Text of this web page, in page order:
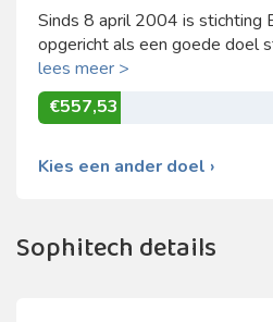
Sinds 8 april 2004 is stichting
opgericht als een goede doel
lees meer >
€557,53
Kies een ander doel ›
Sophitech details